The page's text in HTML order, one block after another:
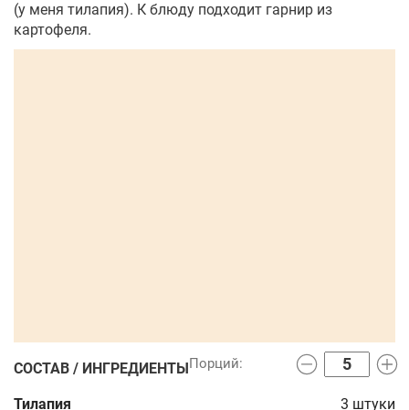
(у меня тилапия). К блюду подходит гарнир из
картофеля.
СОСТАВ / ИНГРЕДИЕНТЫ
Тилапия 3 штуки